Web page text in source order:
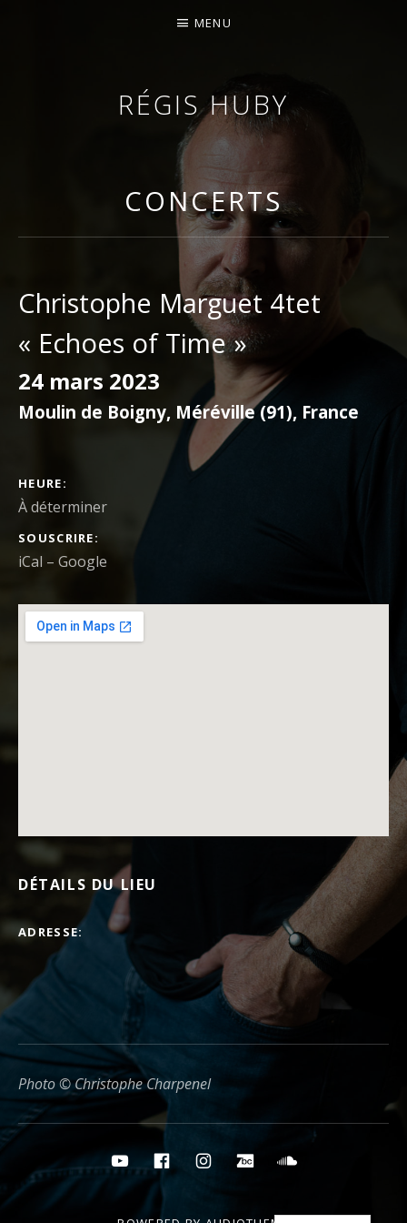
RÉGIS HUBY
VIOLONISTE – IMPROVISATEUR – COMPOSITEUR
MENU
CONCERTS
Christophe Marguet 4tet
« Echoes of Time »
24 mars 2023
Moulin de Boigny, Méréville (91), France
DÉTAILS DU CONCERT
HEURE
À déterminer
SOUSCRIRE
iCal Google
DÉTAILS DU LIEU
ADRESSE
Photo © Christophe Charpenel
Boutons des médias sociaux
YouTubeFacebookInstagramBandcamp
Soundcloud